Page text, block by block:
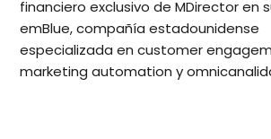
financiero exclusivo de MDirector en
emBlue, compañía estadounidense
especializada en customer
marketing automation y